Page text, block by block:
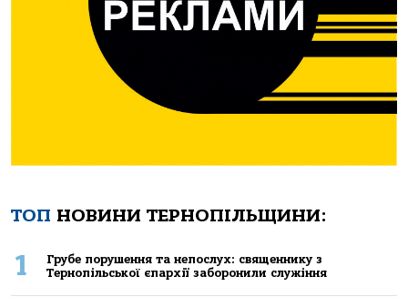
ТОП НОВИНИ ТЕРНОПІЛЬЩИНИ:
1
Грубе порушення та непослух: священнику з
Тернопільської єпархії заборонили служіння